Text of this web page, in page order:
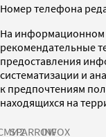
Номер телефона
На информационном
рекомендательные
предоставления
систематизации и
к предпочтениям
находящихся на
SPARROWINFOX